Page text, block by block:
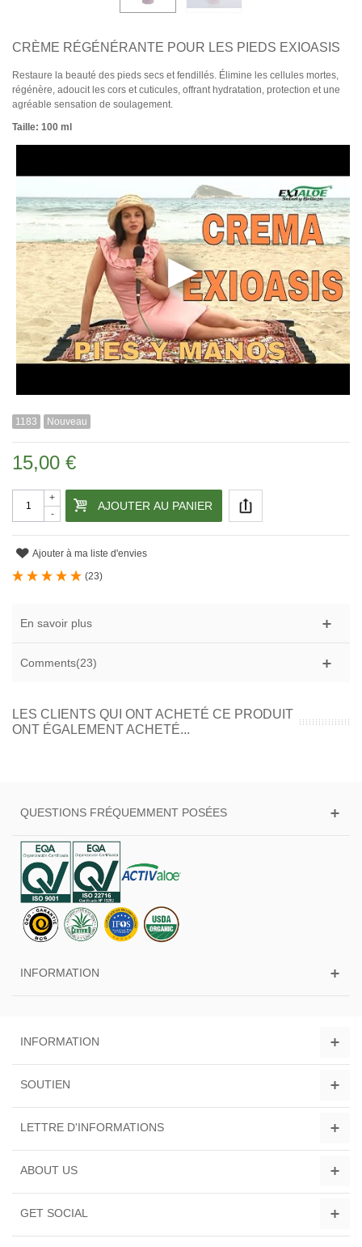
CRÈME RÉGÉNÉRANTE POUR LES PIEDS EXIOASIS
Restaure la beauté des pieds secs et fendillés. Élimine les cellules mortes,
régénère, adoucit les cors et cuticules, offrant hydratation, protection et une
agréable sensation de soulagement.
Taille: 100 ml
1183 Nouveau
15,00 €
-
+
AJOUTER AU PANIER
Ajouter à ma liste d'envies
(23)
En savoir plus
Comments(23)
LES CLIENTS QUI ONT ACHETÉ CE PRODUIT
ONT ÉGALEMENT ACHETÉ...
QUESTIONS FRÉQUEMMENT POSÉES
INFORMATION
INFORMATION
SOUTIEN
LETTRE D'INFORMATIONS
ABOUT US
GET SOCIAL